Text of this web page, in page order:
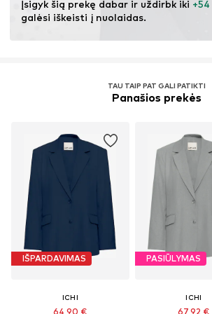
Įsigyk šią prekę dabar ir uždirbk iki +54
galėsi iškeisti į nuolaidas.
TAU TAIP PAT GALI PATIKTI
Panašios prekės
IŠPARDAVIMAS
ICHI
64,90 €
PASIŪLYMAS
ICHI
67,92 €